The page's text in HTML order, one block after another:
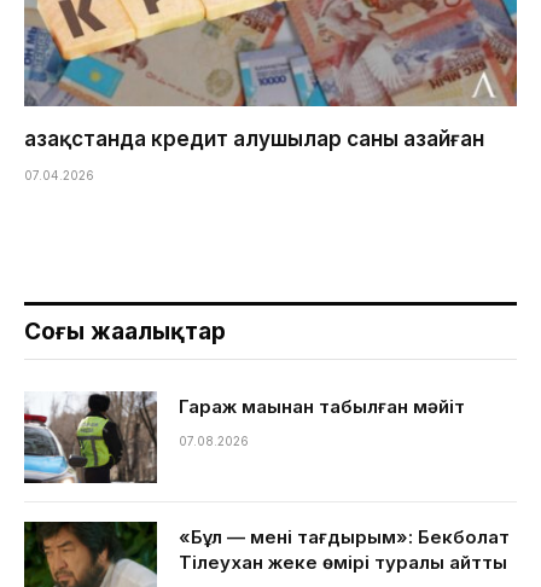
Қазақстанда кредит алушылар саны азайған
07.04.2026
Соңғы жаңалықтар
Гараж маңынан табылған мәйіт
07.08.2026
«Бұл — менің тағдырым»: Бекболат
Тілеухан жеке өмірі туралы айтты